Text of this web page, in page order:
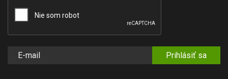
Prihlásiť sa